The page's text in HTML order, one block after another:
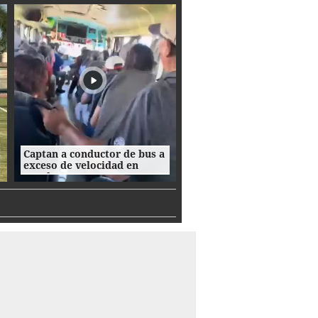
caminando
Captan a conductor de bus a
exceso de velocidad en
Honduras